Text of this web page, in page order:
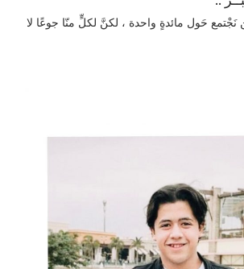
نَجْتمع حَول مائدةٍ واحدة ، لكنَّ لكلٍّ منّا جوعًا لا